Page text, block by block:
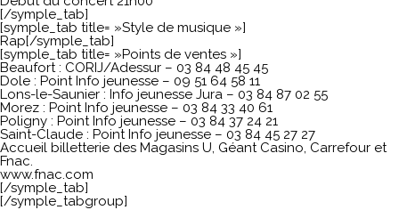
[/symple_tab]
[symple_tab title= »Style de musique »]
Rap[/symple_tab]
[symple_tab title= »Points de ventes »]
Beaufort : CORIJ/Adessur – 03 84 48 45 45
Dole : Point Info jeunesse – 09 51 64 58 11
Lons-le-Saunier : Info jeunesse Jura – 03 84 87 02 55
Morez : Point Info jeunesse – 03 84 33 40 61
Poligny : Point Info jeunesse – 03 84 37 24 21
Saint-Claude : Point Info jeunesse – 03 84 45 27 27
Accueil billetterie des Magasins U, Géant Casino, Carrefour et
Fnac.
www.fnac.com
[/symple_tab]
[/symple_tabgroup]